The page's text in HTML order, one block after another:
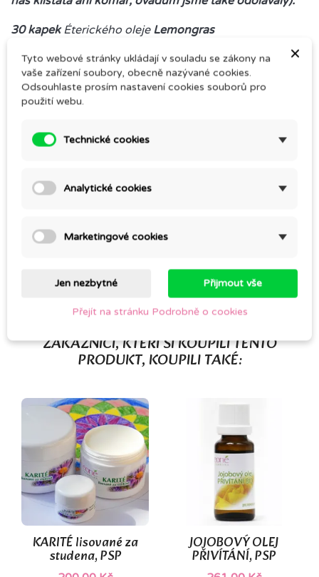
30 kapekÉterického olejeLemongras
Doplnitkvalitním lihem z lékárny30–60%
Protřepat a aplikovat častěji cca 1x za 45 minut.
na nohy a ev. i obuv.
Komentáře (0)
ZÁKAZNÍCI, KTEŘÍ SI KOUPILI TENTO
PRODUKT, KOUPILI TAKÉ:
KARITÉ lisované za
studena, PSP
JOJOBOVÝ OLEJ
PŘIVÍTÁNÍ, PSP
×
Tyto webové stránky ukládají v souladu se zákony na
vaše zařízení soubory, obecně nazývané cookies.
Odsouhlaste prosím nastavení cookies souborů pro
použití webu.
Technické cookies
Analytické cookies
Marketingové cookies
Jen nezbytné Přijmout vše
Přejít na stránku Podrobně o cookies